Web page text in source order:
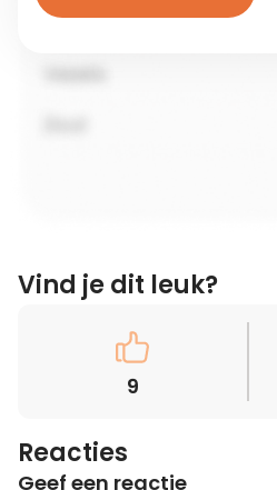
Vind je dit leuk?
9
Reacties
Geef een reactie